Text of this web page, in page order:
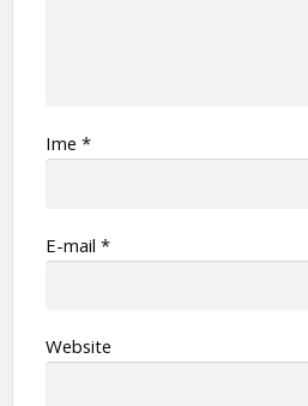
Ime *
Е-mail *
Website